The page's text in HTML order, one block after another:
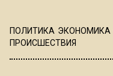
ПОЛИТИКА ЭКОНОМИКА
ПРОИСШЕСТВИЯ